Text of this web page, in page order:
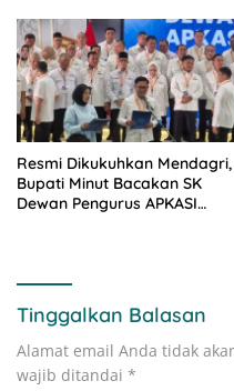
Resmi Dikukuhkan Mendagri,
Bupati Minut Bacakan SK
Dewan Pengurus APKASI
Tinggalkan Balasan
Alamat email Anda tidak
wajib ditandai *